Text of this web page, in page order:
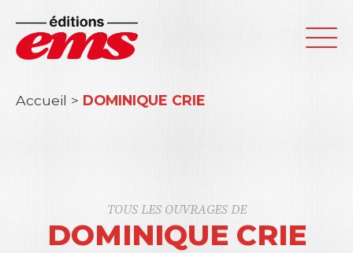
Accueil > DOMINIQUE CRIE
TOUS LES OUVRAGES DE
DOMINIQUE CRIE